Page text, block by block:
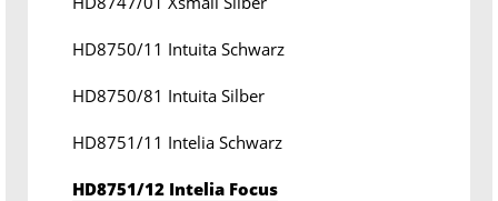
HD8750/11 Intuita Schwarz
HD8750/81 Intuita Silber
HD8751/11 Intelia Schwarz
HD8751/12 Intelia Focus